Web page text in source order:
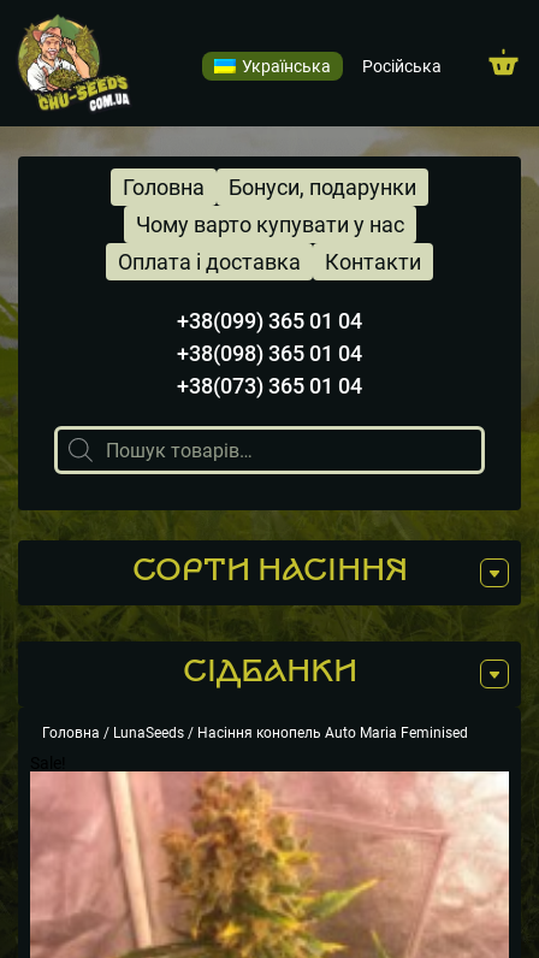
Українська Російська
Головна
Чому варто купувати у нас
Бонуси, подарунки
Оплата і доставка Контакти
+38(099) 365 01 04
+38(098) 365 01 04
+38(073) 365 01 04
Пошук
товарів
СОРТИ НАСІННЯ
СIДБАНКИ
Головна / LunaSeeds / Насіння конопель Auto Maria Feminised